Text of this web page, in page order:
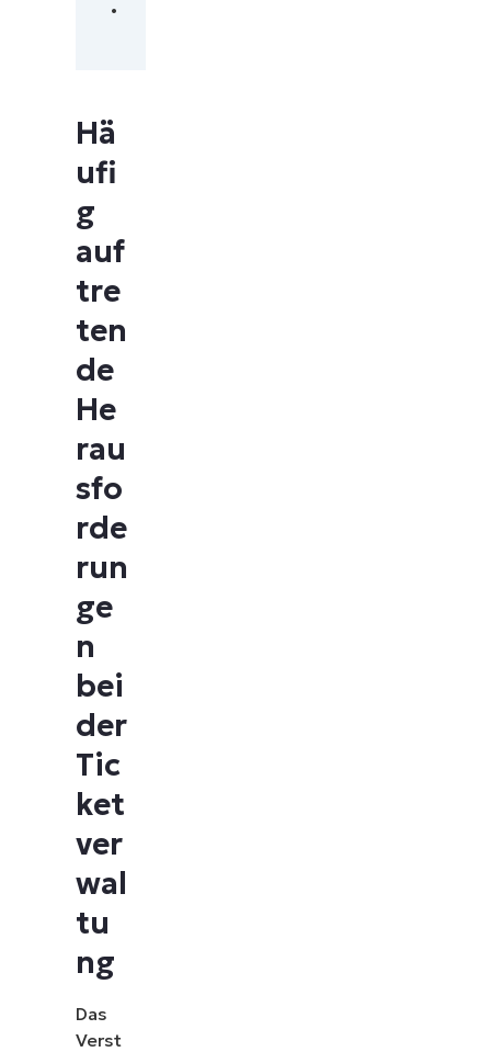
Hä
ufi
g
auf
tre
ten
de
He
rau
sfo
rde
run
ge
n
bei
der
Tic
ket
ver
wal
tu
ng
Das
Verst